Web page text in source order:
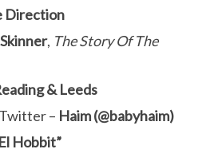
Direction
, The Story Of The
& Leeds
– Haim (@babyhaim)
Hobbit”